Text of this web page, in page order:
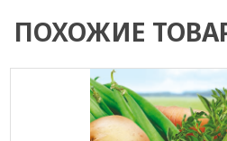
ПОХОЖИЕ